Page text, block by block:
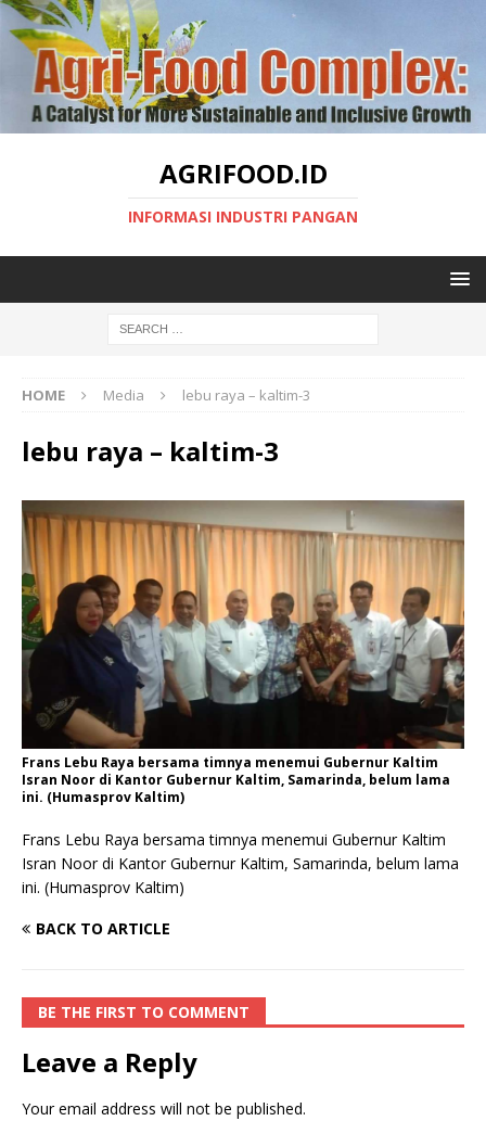
AGRIFOOD.ID
INFORMASI INDUSTRI PANGAN
HOME Media lebu raya – kaltim-3
lebu raya – kaltim-3
Frans Lebu Raya bersama timnya menemui Gubernur Kaltim
Isran Noor di Kantor Gubernur Kaltim, Samarinda, belum lama
ini. (Humasprov Kaltim)
Frans Lebu Raya bersama timnya menemui Gubernur Kaltim
Isran Noor di Kantor Gubernur Kaltim, Samarinda, belum lama
ini. (Humasprov Kaltim)
BACK TO ARTICLE
BE THE FIRST TO COMMENT
Leave a Reply
Your email address will not be published.